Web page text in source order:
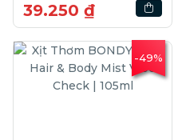
39.250 ₫
-49%